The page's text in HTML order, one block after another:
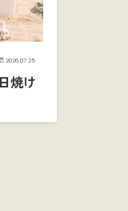
2026.07.25
焼け